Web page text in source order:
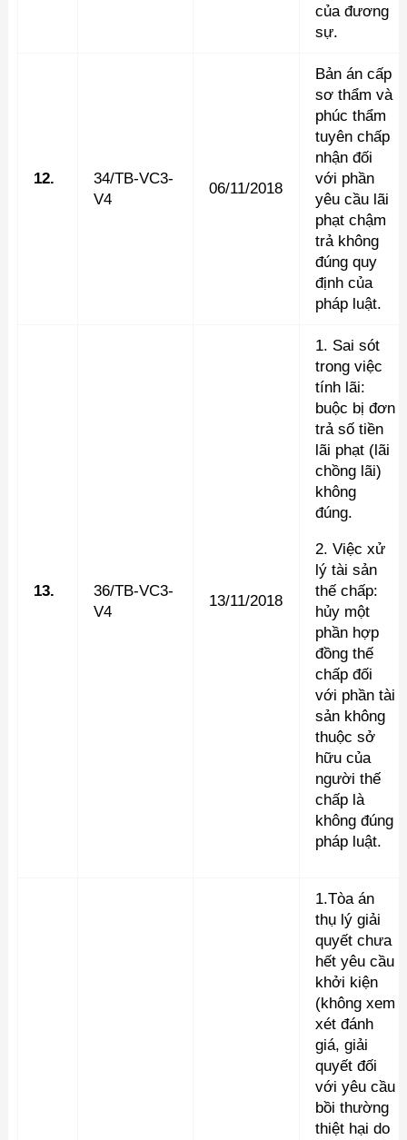
của đương
sự.
12.
34/TB-VC3-
V4
06/11/2018
Bản án cấp
sơ thẩm và
phúc thẩm
tuyên chấp
nhận đối
với phần
yêu cầu lãi
phạt chậm
trả không
đúng quy
định của
pháp luật.
13.
36/TB-VC3-
V4
13/11/2018
1. Sai sót
trong việc
tính lãi:
buộc bị đơn
trả số tiền
lãi phạt (lãi
chồng lãi)
không
đúng.
2. Việc xử
lý tài sản
thế chấp:
hủy một
phần hợp
đồng thế
chấp đối
với phần tài
sản không
thuộc sở
hữu của
người thế
chấp là
không đúng
pháp luật.
1.Tòa án
thụ lý giải
quyết chưa
hết yêu cầu
khởi kiện
(không xem
xét đánh
giá, giải
quyết đối
với yêu cầu
bồi thường
thiệt hại do